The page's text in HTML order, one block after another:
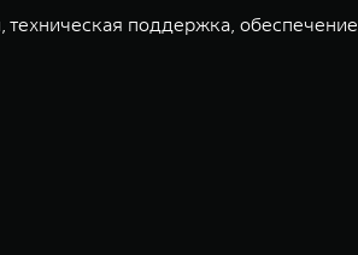
поддержка, обеспечение